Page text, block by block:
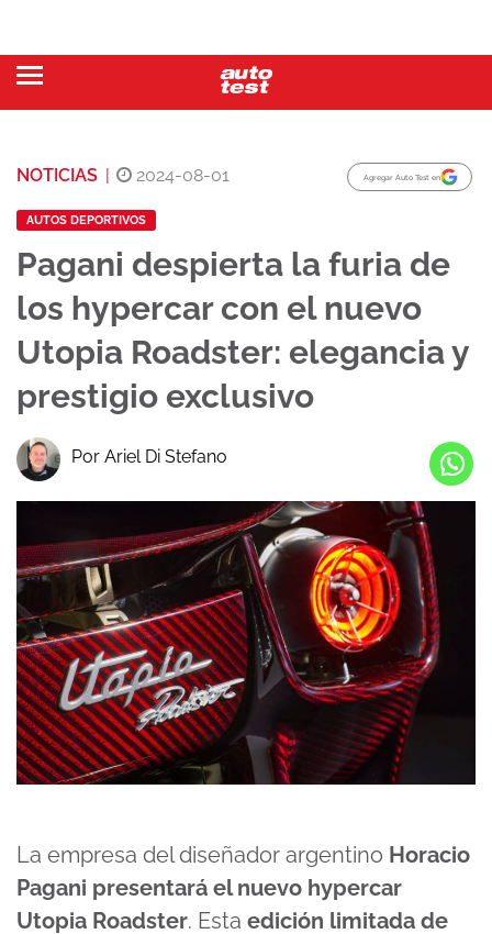
NOTICIAS | 2024-08-01 Agregar Auto Test en
AUTOS DEPORTIVOS
Pagani despierta la furia de
los hypercar con el nuevo
Utopia Roadster: elegancia y
prestigio exclusivo
Por Ariel Di Stefano
La empresa del diseñador argentino Horacio
Pagani presentará el nuevo hypercar
Utopia Roadster. Esta edición limitada de